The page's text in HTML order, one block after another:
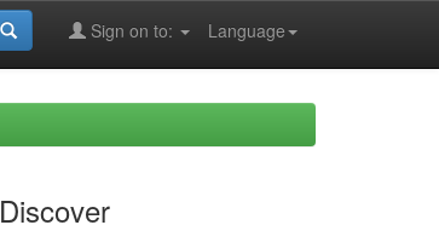
Language
Sign on to:
Discover